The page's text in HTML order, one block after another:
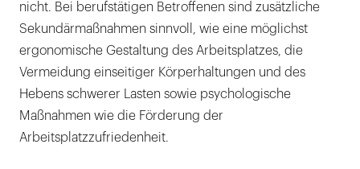
nicht. Bei berufstätigen Betroffenen sind zusätzliche
Sekundärmaßnahmen sinnvoll, wie eine möglichst
ergonomische Gestaltung des Arbeitsplatzes, die
Vermeidung einseitiger Körperhaltungen und des
Hebens schwerer Lasten sowie psychologische
Maßnahmen wie die Förderung der
Arbeitsplatzzufriedenheit.